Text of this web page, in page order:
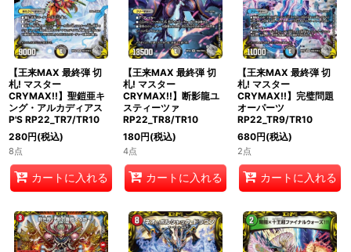
【王来MAX 最終弾 切
札! マスター
CRYMAX!!】聖鎧亜キ
ング・アルカディアス
P'S RP22_TR7/TR10
280円(税込)
8点
カートに入れる
【王来MAX 最終弾 切
札! マスター
CRYMAX!!】断影龍ユ
スティーツァ
RP22_TR8/TR10
180円(税込)
4点
カートに入れる
【王来MAX 最終弾 切
札! マスター
CRYMAX!!】完璧問題
オーパーツ
RP22_TR9/TR10
680円(税込)
2点
カートに入れる